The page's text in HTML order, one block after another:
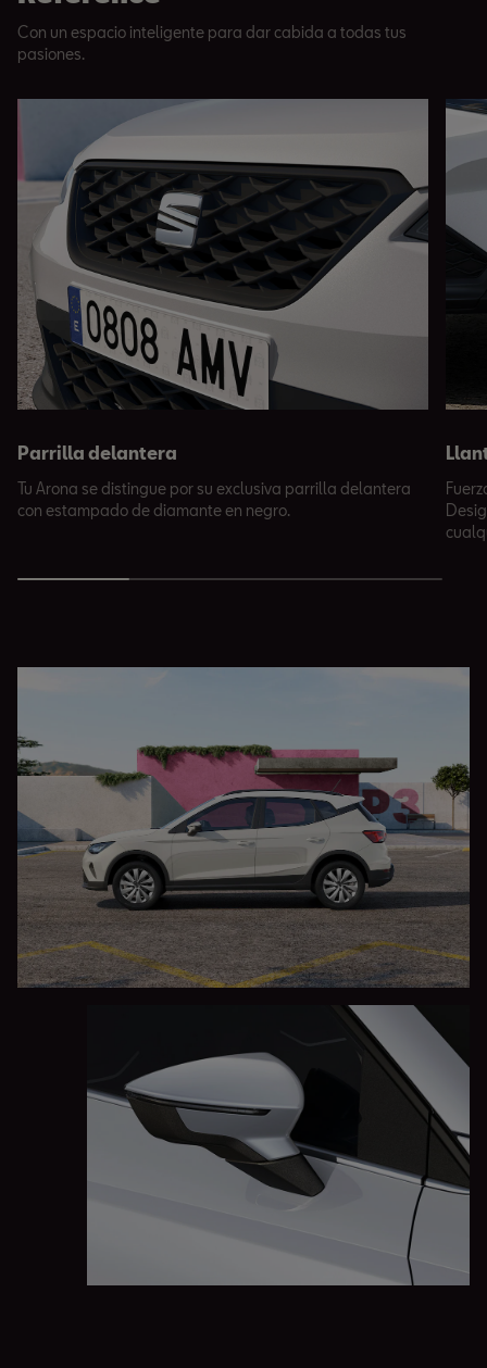
Con un espacio inteligente para dar cabida a todas tus
pasiones.
Parrilla delantera
Tu Arona se distingue por su exclusiva parrilla delantera
con estampado de diamante en negro.